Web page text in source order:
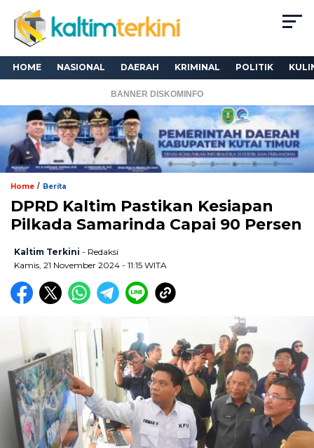
HOME NASIONAL DAERAH KRIMINAL POLITIK
BANNER DISKOMINFO
Home / Berita
DPRD Kaltim Pastikan Kesiapan
Pilkada Samarinda Capai 90 Persen
Kaltim Terkini - Redaksi
Kamis, 21 November 2024 - 11:15 WITA